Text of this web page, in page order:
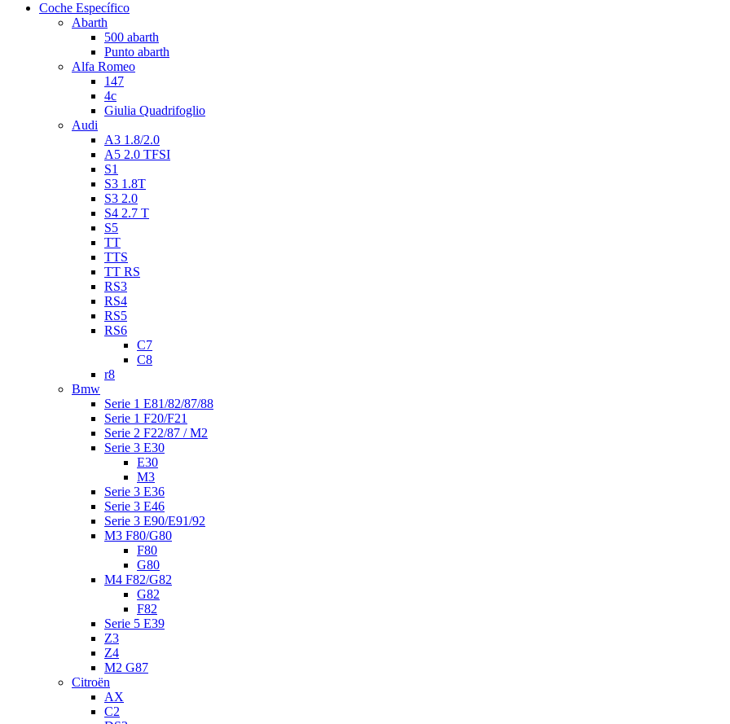
Coche Específico
Abarth
500 abarth
Punto abarth
Alfa Romeo
147
4c
Giulia Quadrifoglio
Audi
A3 1.8/2.0
A5 2.0 TFSI
S1
S3 1.8T
S3 2.0
S4 2.7 T
S5
TT
TTS
TT RS
RS3
RS4
RS5
RS6
C7
C8
r8
Bmw
Serie 1 E81/82/87/88
Serie 1 F20/F21
Serie 2 F22/87 / M2
Serie 3 E30
E30
M3
Serie 3 E36
Serie 3 E46
Serie 3 E90/E91/92
M3 F80/G80
F80
G80
M4 F82/G82
G82
F82
Serie 5 E39
Z3
Z4
M2 G87
Citroën
AX
C2